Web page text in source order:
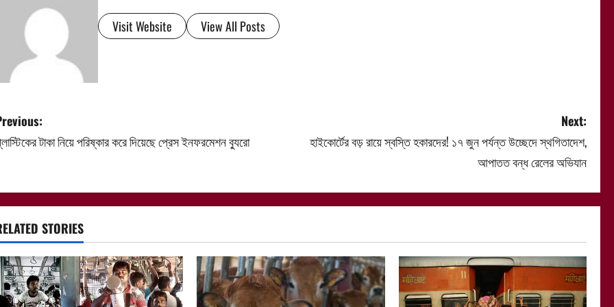
Visit Website View All Posts
টাকা নিয়ে পরিষ্কার করে দিয়েছে প্রেস ইনফরমেশন ব্যুরো
Next:
হাইকোর্টের বড় রায়ে স্বস্তি হকারদের! ১৭ জুন পর্যন্ত উচ্ছেদে স্থগিতাদেশ,
আপাতত বন্ধ রেলের অভিযান
STORIES